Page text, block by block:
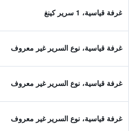
غرفة قياسية، 1 سرير كينغ
غرفة قياسية، نوع السرير غير معروف
غرفة قياسية، نوع السرير غير معروف
غرفة قياسية، نوع السرير غير معروف